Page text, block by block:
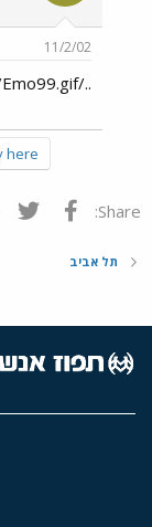
11/2/02
../images/Emo99.gif
here.
Share: פייסבוק
תל אביב